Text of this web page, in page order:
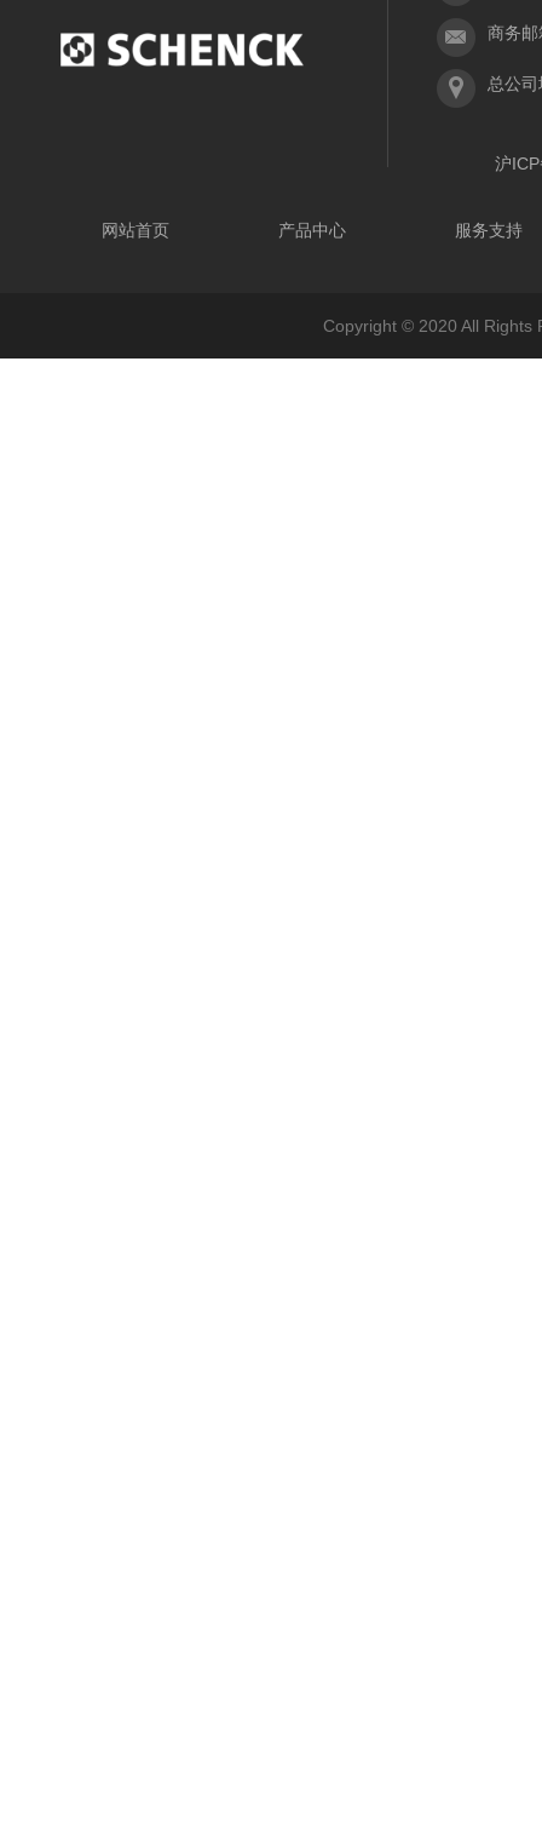
商务
总公
沪
网站首页 产品中心 服务支持
Copyright © 2020 All Rights